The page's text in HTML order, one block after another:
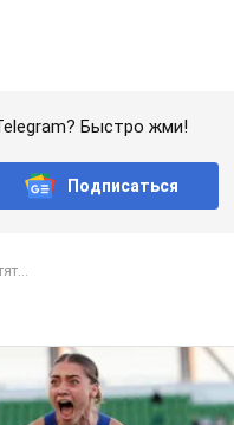
Быстро жми!
Подписаться